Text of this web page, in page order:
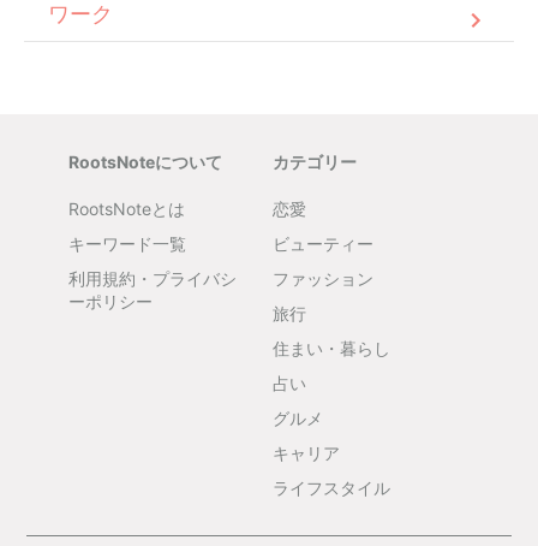
ワーク
RootsNoteについて
RootsNoteとは
キーワード一覧
利用規約・プライバシ
ーポリシー
カテゴリー
恋愛
ビューティー
ファッション
旅行
住まい・暮らし
占い
グルメ
キャリア
ライフスタイル